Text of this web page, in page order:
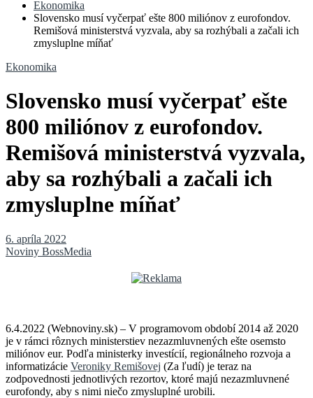
Ekonomika
Slovensko musí vyčerpať ešte 800 miliónov z eurofondov.
Remišová ministerstvá vyzvala, aby sa rozhýbali a začali ich
zmysluplne míňať
Ekonomika
Slovensko musí vyčerpať ešte
800 miliónov z eurofondov.
Remišová ministerstvá vyzvala,
aby sa rozhýbali a začali ich
zmysluplne míňať
6. apríla 2022
Noviny BossMedia
6.4.2022 (Webnoviny.sk) – V programovom období 2014 až 2020
je v rámci rôznych ministerstiev nezazmluvnených ešte osemsto
miliónov eur. Podľa ministerky investícií, regionálneho rozvoja a
informatizácie Veroniky Remišovej (Za ľudí) je teraz na
zodpovednosti jednotlivých rezortov, ktoré majú nezazmluvnené
eurofondy, aby s nimi niečo zmysluplné urobili.